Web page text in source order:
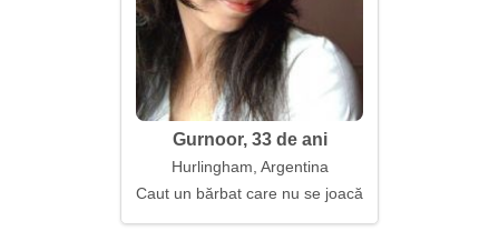
Gurnoor, 33 de ani
Hurlingham, Argentina
Caut un bărbat care nu se joacă